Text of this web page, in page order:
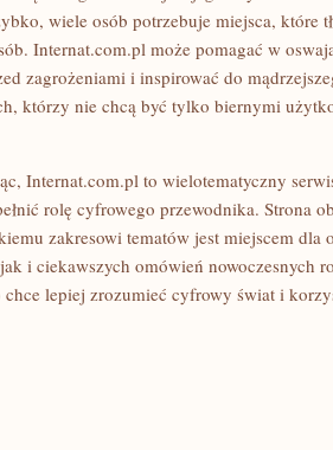
wiele osób potrzebuje miejsca, które
Internat.com.pl może pomagać w
zagrożeniami i inspirować do
którzy nie chcą być tylko biernymi
Internat.com.pl to wielotematyczny
rolę cyfrowego przewodnika. Strona
zakresowi tematów jest miejscem dla
i ciekawszych omówień nowoczesnych
lepiej zrozumieć cyfrowy świat i